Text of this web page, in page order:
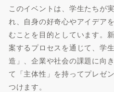
このイベントは、学生たちが
れ、自身の好奇心やアイデア
むことを目的としています。
案するプロセスを通じて、学
造」、企業や社会の課題に向
て「主体性」を持ってプレゼ
つけます。